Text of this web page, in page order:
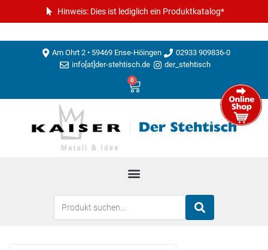
Hinweis: Dies ist lediglich ein Produktkatalog*
Am Ohrt 2 • 59469 Ense-Höingen
02933 909836-0
info[at]der-stehtisch.de
der_stehtisch
0